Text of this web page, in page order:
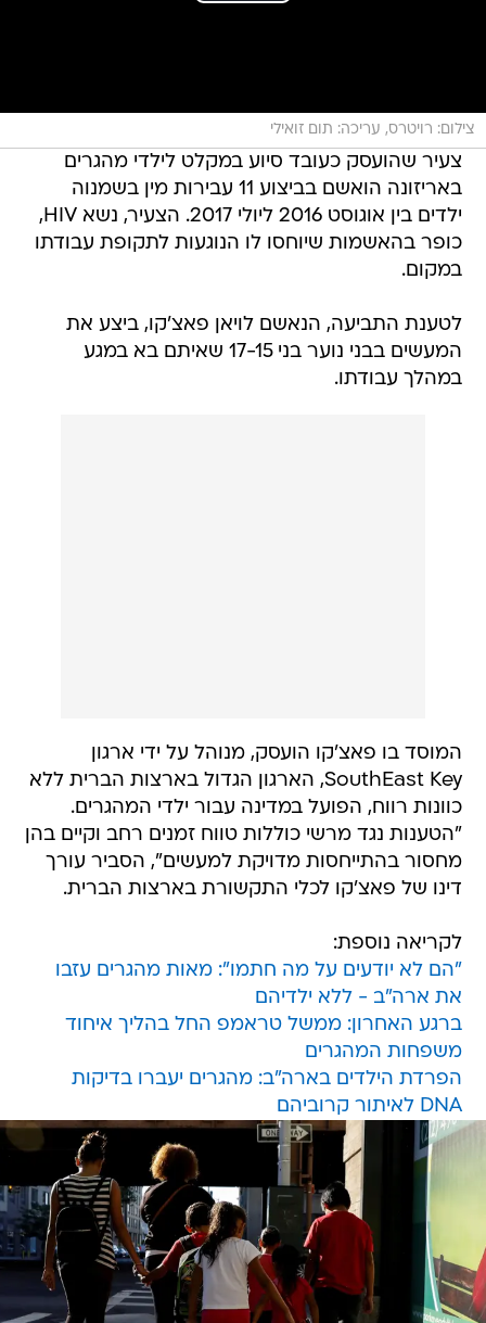
צילום: רויטרס, עריכה: תום זואילי
צעיר שהועסק כעובד סיוע במקלט לילדי מהגרים
באריזונה הואשם בביצוע 11 עבירות מין בשמנוה
ילדים בין אוגוסט 2016 ליולי 2017. הצעיר, נשא HIV,
כופר בהאשמות שיוחסו לו הנוגעות לתקופת עבודתו
במקום.
לטענת התביעה, הנאשם לויאן פאצ'קו, ביצע את
המעשים בבני נוער בני 17-15 שאיתם בא במגע
במהלך עבודתו.
המוסד בו פאצ'קו הועסק, מנוהל על ידי ארגון
SouthEast Key, הארגון הגדול בארצות הברית ללא
כוונות רווח, הפועל במדינה עבור ילדי המהגרים.
"הטענות נגד מרשי כוללות טווח זמנים רחב וקיים בהן
מחסור בהתייחסות מדויקת למעשים", הסביר עורך
דינו של פאצ'קו לכלי התקשורת בארצות הברית.
לקריאה נוספת:
"הם לא יודעים על מה חתמו": מאות מהגרים עזבו
את ארה"ב - ללא ילדיהם
ברגע האחרון: ממשל טראמפ החל בהליך איחוד
משפחות המהגרים
הפרדת הילדים בארה"ב: מהגרים יעברו בדיקות
DNA לאיתור קרוביהם